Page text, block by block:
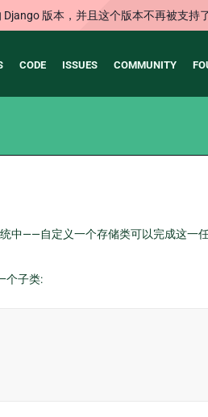
版本，并且这个版本不再被支持
CODE ISSUES COMMUNITY
中——自定义一个存储类可以完成这一
个子类: